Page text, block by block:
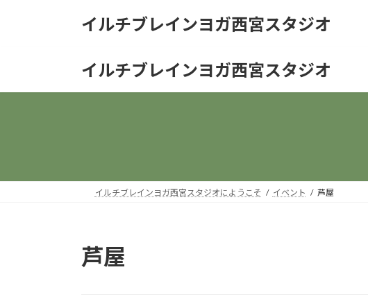
へ
ョ
イルチブレインヨガ西宮スタジオ
イルチブレインヨガ西宮スタジオ
イルチブレインヨガ西宮スタジオにようこそ イベント 芦屋
芦屋